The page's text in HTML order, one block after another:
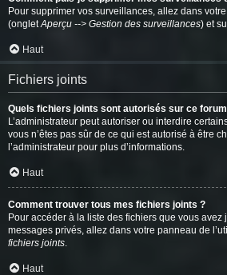
Pour supprimer vos surveillances, allez dans
(ongletAperçu --> Gestion des surveillances) et
Haut
Fichiers joints
Quels fichiers joints sont autorisés sur ce
L’administrateur peut autoriser ou interdire
vous n’êtes pas sûr de ce qui est autorisé à être
l’administrateur pour plus d’informations.
Haut
Comment trouver tous mes fichiers joints ?
Pour accéder à la liste des fichiers que vous avez
messages privés, allez dans votre panneau de
fichiers joints.
Haut